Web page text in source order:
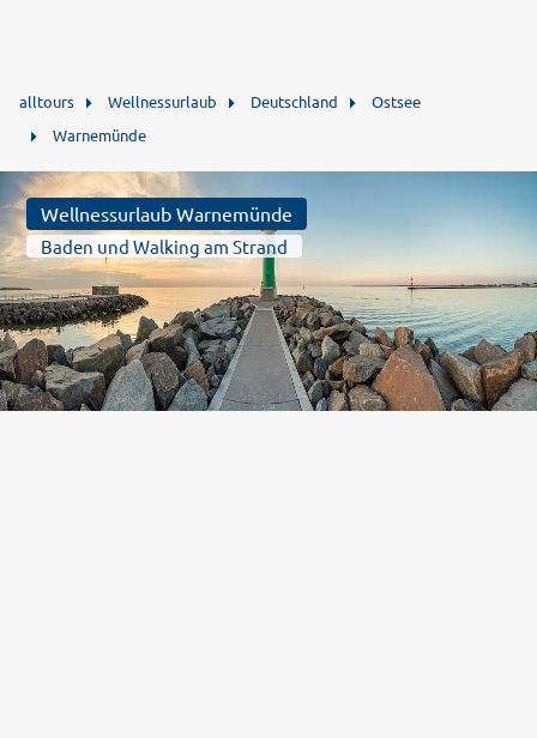
alltours Wellnessurlaub Deutschland
Ostsee
Warnemünde
Wellnessurlaub Warnemünde
Baden und Walking am Strand